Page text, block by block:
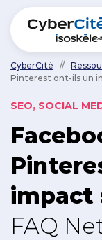
ACCÉDER
Nos
L'agence
Ressources
Nos clients
CyberCité //
Pinterest ont-ils un
SEO, SOCIAL
impact
FAQ